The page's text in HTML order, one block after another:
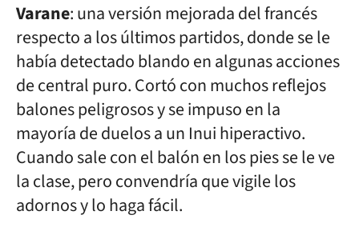
Varane: una versión mejorada del francés
respecto a los últimos partidos, donde se le
había detectado blando en algunas acciones
de central puro. Cortó con muchos reflejos
balones peligrosos y se impuso en la
mayoría de duelos a un Inui hiperactivo.
Cuando sale con el balón en los pies se le ve
la clase, pero convendría que vigile los
adornos y lo haga fácil.